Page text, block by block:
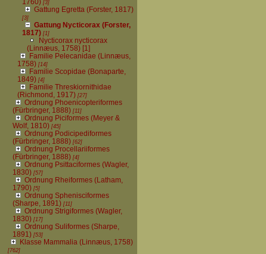
[3]
Gattung Egretta (Forster, 1817)
[3]
Gattung Nycticorax (Forster,
1817)[1]
Nycticorax nycticorax
(Linnæus, 1758)[1]
Familie Pelecanidae (Linnæus,
1758)[14]
Familie Scopidae (Bonaparte,
1849)[4]
Familie Threskiornithidae
(Richmond, 1917)[27]
Ordnung Phoenicopteriformes
(Fürbringer, 1888)[11]
Ordnung Piciformes (Meyer &
Wolf, 1810)[45]
Ordnung Podicipediformes
(Fürbringer, 1888)[62]
Ordnung Procellariiformes
(Fürbringer, 1888)[4]
Ordnung Psittaciformes (Wagler,
1830)[57]
Ordnung Rheiformes (Latham,
1790) [5]
Ordnung Sphenisciformes
(Sharpe, 1891)[11]
Ordnung Strigiformes (Wagler,
1830)[17]
Ordnung Suliformes (Sharpe,
1891)[53]
Klasse Mammalia (Linnæus, 1758)
[762]